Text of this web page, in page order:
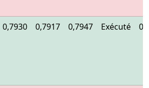
0,7930 0,7917 0,7947 Exécuté